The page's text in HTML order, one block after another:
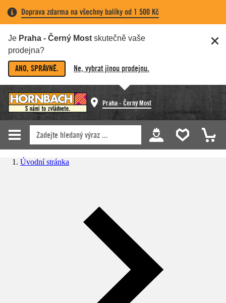
Doprava zdarma na všechny balíky od 1 500 Kč
Je Praha - Černý Most skutečně vaše
prodejna?
ANO, SPRÁVNĚ. Ne, vybrat jinou prodejnu.
Praha - Černý Most
Úvodní stránka